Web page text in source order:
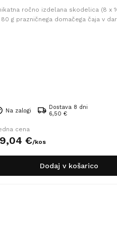
ročno izdelana skodelica (8 x
80 g prazničnega domačega čaja v
Na zalogi
Dostava 8 dni
6,50 €
cena
04 €/kos
Dodaj v košarico